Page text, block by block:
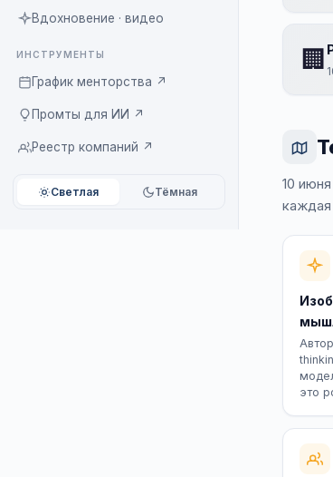
Вдохновение · видео
ИНСТРУМЕНТЫ
График менторства ↗
Промты для ИИ ↗
Реестр компаний ↗
Светлая Тёмная
🏢
10
каждая
это